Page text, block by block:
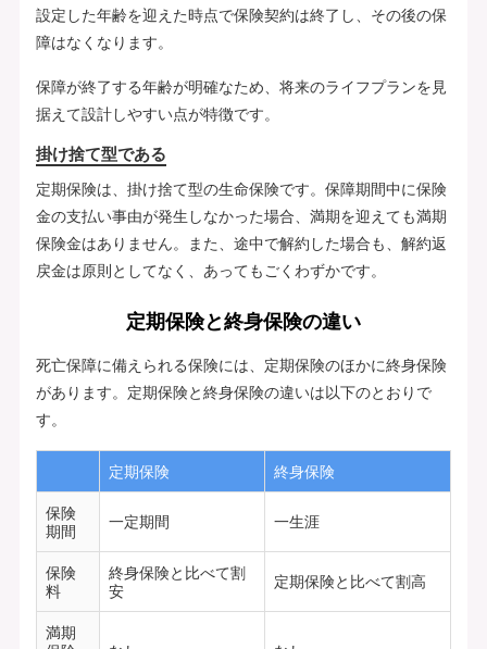
設定した年齢を迎えた時点で保険契約は終了し、その後の保
障はなくなります。
保障が終了する年齢が明確なため、将来のライフプランを見
据えて設計しやすい点が特徴です。
掛け捨て型である
定期保険は、掛け捨て型の生命保険です。保障期間中に保険
金の支払い事由が発生しなかった場合、満期を迎えても満期
保険金はありません。また、途中で解約した場合も、解約返
戻金は原則としてなく、あってもごくわずかです。
定期保険と終身保険の違い
死亡保障に備えられる保険には、定期保険のほかに終身保険
があります。定期保険と終身保険の違いは以下のとおりで
す。
定期保険 終身保険
保険
期間
一定期間 一生涯
保険
料
終身保険と比べて割
安
定期保険と比べて割高
満期